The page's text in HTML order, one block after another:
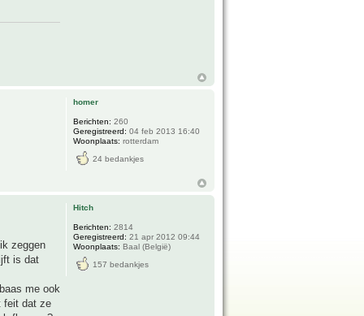
homer
Berichten: 260
Geregistreerd: 04 feb 2013 16:40
Woonplaats: rotterdam
24 bedankjes
zeggen
is dat
me ook
feit dat ze
Hitch
Berichten: 2814
Geregistreerd: 21 apr 2012 09:44
Woonplaats: Baal (België)
157 bedankjes